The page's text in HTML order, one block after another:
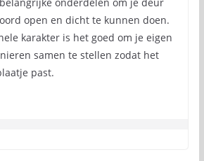
open en dicht te kunnen doen.
karakter is het goed om je eigen
samen te stellen zodat het
past.